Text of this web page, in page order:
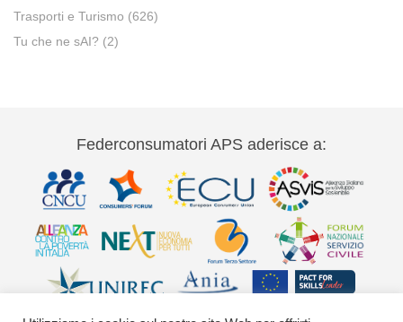
Trasporti e Turismo (626)
Tu che ne sAI? (2)
Federconsumatori APS aderisce a: